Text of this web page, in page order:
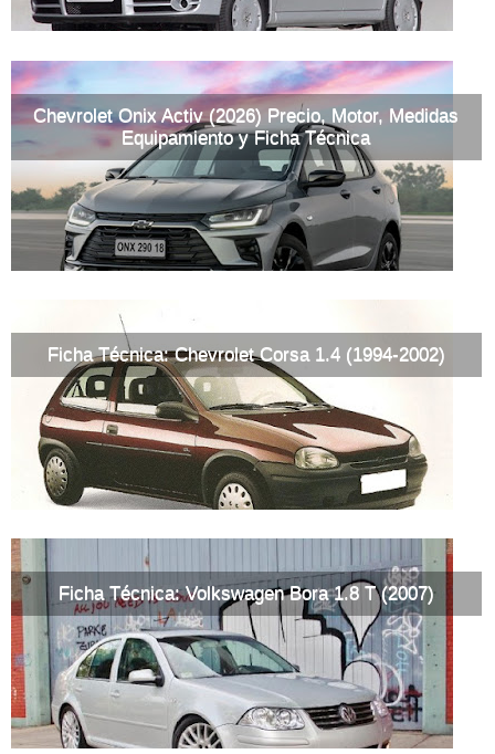
Chevrolet Onix Activ (2026) Precio, Motor, Medidas
Equipamiento y Ficha Técnica
Ficha Técnica: Chevrolet Corsa 1.4 (1994-2002)
Ficha Técnica: Volkswagen Bora 1.8 T (2007)